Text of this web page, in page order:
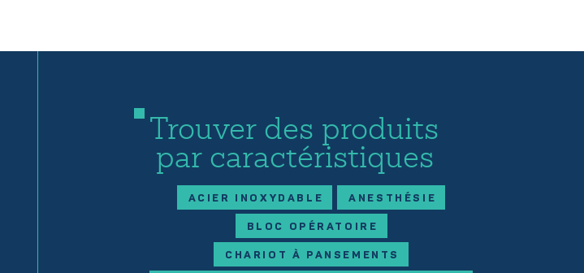
Trouver des produits
par caractéristiques
ACIER INOXYDABLE ANESTHÉSIE
BLOC OPÉRATOIRE
CHARIOT À PANSEMENTS